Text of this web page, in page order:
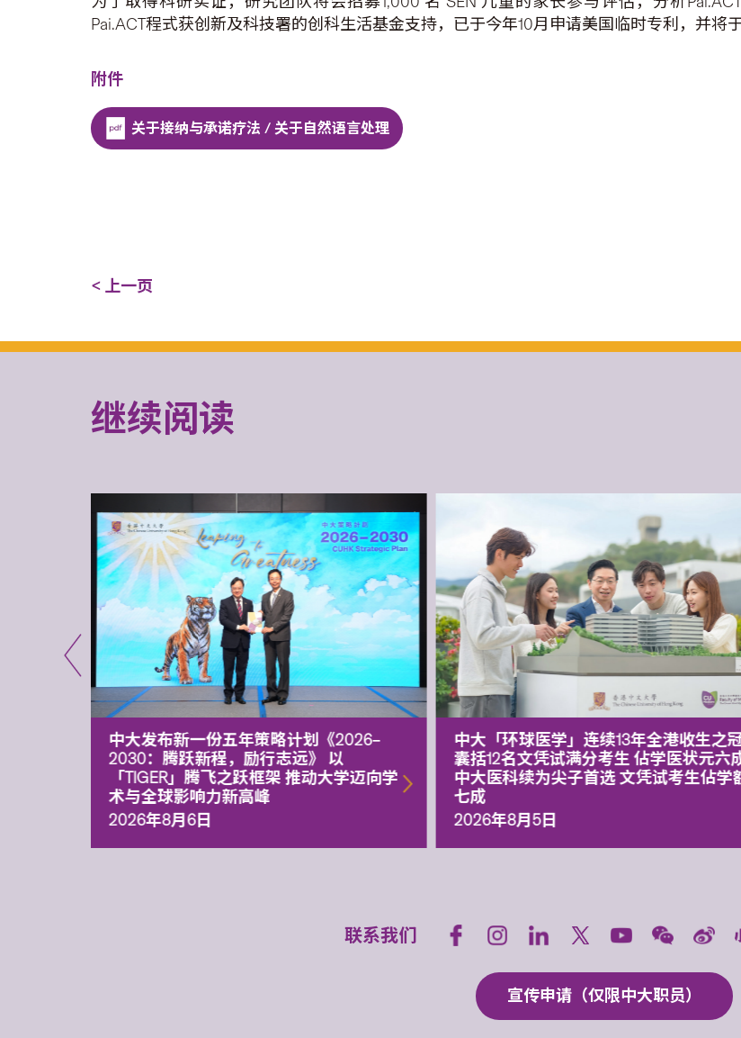
Pai.ACT程式获创新及科技署的创科生活基金支持，已于今年10月申请美国临时专利，并将于
附件
关于接纳与承诺疗法 / 关于自然语言处理
< 上一页
继续阅读
中大发布新一份五年策略计划《2026‒
2030：腾跃新程，励行志远》 以
「TIGER」腾飞之跃框架 推动大学迈向学
术与全球影响力新高峰
2026年8月6日
中大「环球医学」连续13年全港收生之
囊括12名文凭试满分考生 佔学医状元六
中大医科续为尖子首选 文凭试考生佔学
七成
2026年8月5日
联系我们
宣传申请（仅限中大职员）